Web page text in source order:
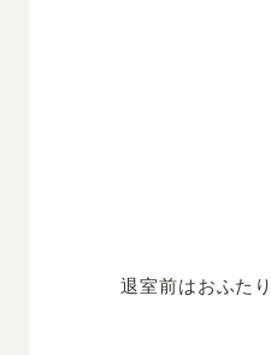
退室前はおふた